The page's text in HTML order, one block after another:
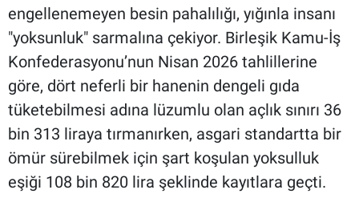
engellenemeyen besin pahalılığı, yığınla insanı
"yoksunluk" sarmalına çekiyor. Birleşik Kamu-İş
Konfederasyonu’nun Nisan 2026 tahlillerine
göre, dört neferli bir hanenin dengeli gıda
tüketebilmesi adına lüzumlu olan açlık sınırı 36
bin 313 liraya tırmanırken, asgari standartta bir
ömür sürebilmek için şart koşulan yoksulluk
eşiği 108 bin 820 lira şeklinde kayıtlara geçti.